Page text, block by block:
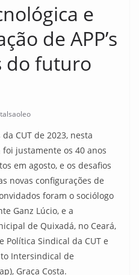
e
de APP’s
do futuro
CUT de 2023, nesta
justamente os 40 anos
em agosto, e os desafios
novas configurações de
foram o sociólogo
Ganz Lúcio, e a
de Quixadá, no Ceará,
Política Sindical da CUT e
Intersindical de
Graça Costa.